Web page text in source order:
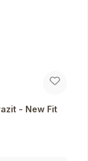
- New Fit